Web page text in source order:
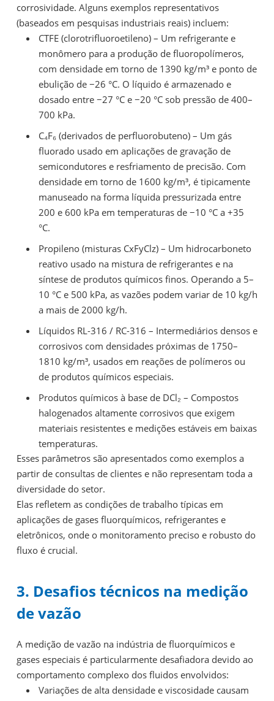
corrosividade. Alguns exemplos representativos
(baseados em pesquisas industriais reais) incluem:
CTFE (clorotrifluoroetileno) – Um refrigerante e
monômero para a produção de fluoropolímeros,
com densidade em torno de 1390 kg/m³ e ponto de
ebulição de −26 °C. O líquido é armazenado e
dosado entre −27 °C e −20 °C sob pressão de 400–
700 kPa.
C₄F₆ (derivados de perfluorobuteno) – Um gás
fluorado usado em aplicações de gravação de
semicondutores e resfriamento de precisão. Com
densidade em torno de 1600 kg/m³, é tipicamente
manuseado na forma líquida pressurizada entre
200 e 600 kPa em temperaturas de −10 °C a +35
°C.
Propileno (misturas CxFyClz) – Um hidrocarboneto
reativo usado na mistura de refrigerantes e na
síntese de produtos químicos finos. Operando a 5–
10 °C e 500 kPa, as vazões podem variar de 10 kg/h
a mais de 2000 kg/h.
Líquidos RL-316 / RC-316 – Intermediários densos e
corrosivos com densidades próximas de 1750–
1810 kg/m³, usados em reações de polímeros ou
de produtos químicos especiais.
Produtos químicos à base de DCl₂ – Compostos
halogenados altamente corrosivos que exigem
materiais resistentes e medições estáveis em baixas
temperaturas.
Esses parâmetros são apresentados como exemplos a
partir de consultas de clientes e não representam toda a
diversidade do setor.
Elas refletem as condições de trabalho típicas em
aplicações de gases fluorquímicos, refrigerantes e
eletrônicos, onde o monitoramento preciso e robusto do
fluxo é crucial.
3. Desafios técnicos na medição
de vazão
A medição de vazão na indústria de fluorquímicos e
gases especiais é particularmente desafiadora devido ao
comportamento complexo dos fluidos envolvidos:
Variações de alta densidade e viscosidade causam